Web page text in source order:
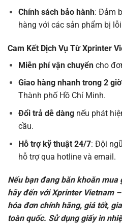
Chính sách bảo hành: Đảm
hàng với các sản phẩm bị
Cam Kết Dịch Vụ Từ Xprinter
Miễn phí vận chuyểncho
Giao hàng nhanh trong 2 giờ
Thành phố Hồ Chí Minh.
Đổi trả dễ dàngnếu phát
cầu.
Hỗ trợ kỹ thuật 24/7: Đội
hỗ trợ qua hotline và email.
Nếu bạn đang băn khoăn mua
hãy đến với Xprinter Vietnam
hóa đơn chính hãng, giá tốt,
toàn quốc. Sử dụng giấy in